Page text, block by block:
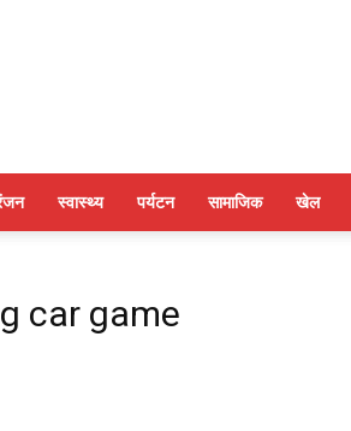
स्वास्थ्य पर्यटन सामाजिक खेल
car game